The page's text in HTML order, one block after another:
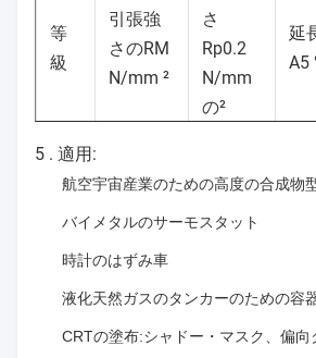
ー
36
最
高
37 0.5
等
級
引張強
さのRM
N/mm ²
さ
Rp0.2
N/mm
の²
延
A5
ア
ン
バ
490 240
5 . 適用:
航空宇宙産業のための高度の合成物
バイメタルのサーモスタット
時計のはずみ車
液化天然ガスのタンカーのための容
CRTの塗布:シャドー・マスク、偏